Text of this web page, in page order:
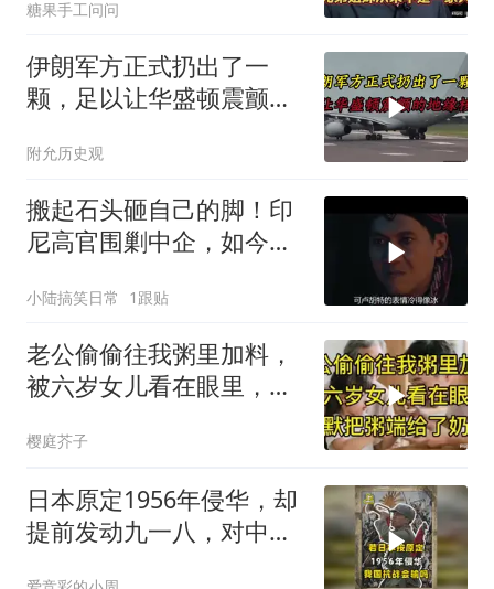
糖果手工问问
伊朗军方正式扔出了一
颗，足以让华盛顿震颤的
附允历史观
搬起石头砸自己的脚！印
尼高官围剿中企，如今烂
小陆搞笑日常 1跟贴
老公偷偷往我粥里加料，
被六岁女儿看在眼里，默
樱庭芥子
日本原定1956年侵华，却
提前发动九一八，对中国